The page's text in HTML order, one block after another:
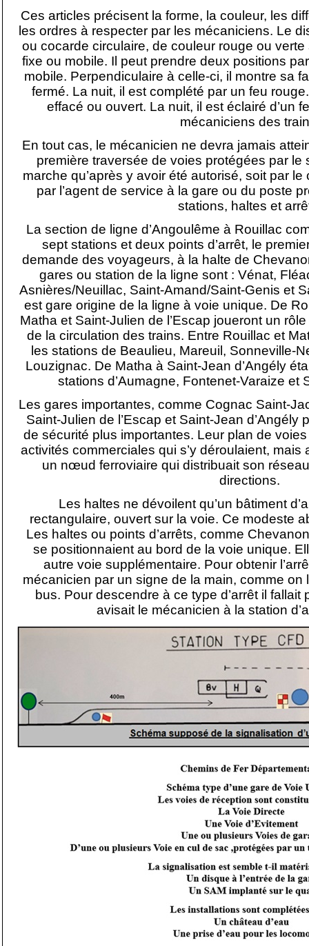
Ces articles précisent la forme, la couleur, les
les ordres à respecter par les mécaniciens. Le
ou cocarde circulaire, de couleur rouge ou
fixe ou mobile. Il peut prendre deux positions
mobile. Perpendiculaire à celle-ci, il montre sa
fermé. La nuit, il est complété par un feu
effacé ou ouvert. La nuit, il est éclairé d’un
mécaniciens des
En tout cas, le mécanicien ne devra jamais
première traversée de voies protégées par le
marche qu’après y avoir été autorisé, soit par
par l’agent de service à la gare ou du poste
stations, haltes et
La section de ligne d’Angoulême à Rouillac
sept stations et deux points d’arrêt, le
demande des voyageurs, à la halte de
gares ou station de la ligne sont : Vénat,
Asnières/Neuillac, Saint-Amand/Saint-Genis et
est gare origine de la ligne à voie unique. De
Matha et Saint-Julien de l’Escap joueront un
de la circulation des trains. Entre Rouillac et
les stations de Beaulieu, Mareuil, Sonneville-
Louzignac. De Matha à Saint-Jean d’Angély
stations d’Aumagne, Fontenet-Varaize et
Les gares importantes, comme Cognac Saint-
Saint-Julien de l’Escap et Saint-Jean
de sécurité plus importantes. Leur plan de
activités commerciales qui s’y déroulaient, mais
un nœud ferroviaire qui distribuait son
directions.
Les haltes ne dévoilent qu’un bâtiment
rectangulaire, ouvert sur la voie. Ce modeste
Les haltes ou points d’arrêts, comme
se positionnaient au bord de la voie unique.
autre voie supplémentaire. Pour obtenir
mécanicien par un signe de la main, comme on
bus. Pour descendre à ce type d’arrêt il
avisait le mécanicien à la station